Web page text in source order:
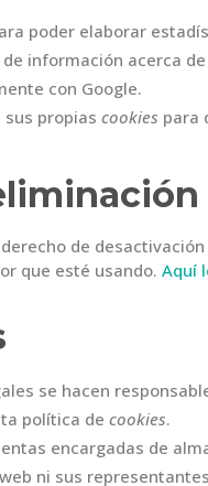
poder elaborar
información acerca
con Google.
sus propiascookies para
de
que esté usando.Aquí
se hacen
política decookies.
encargadas de
ni sus